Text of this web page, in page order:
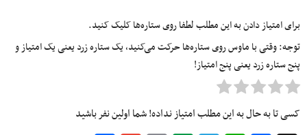
برای امتیاز دادن به این مطلب لطفا روی ستاره‌ها کلیک کنید.
توجه: وقتی با ماوس روی ستاره‌ها حرکت می‌کنید، یک ستاره زرد یعنی یک امتیاز و
پنج ستاره زرد یعنی پنج امتیاز!
کسی تا به حال به این مطلب امتیاز نداده! شما اولین نفر باشید